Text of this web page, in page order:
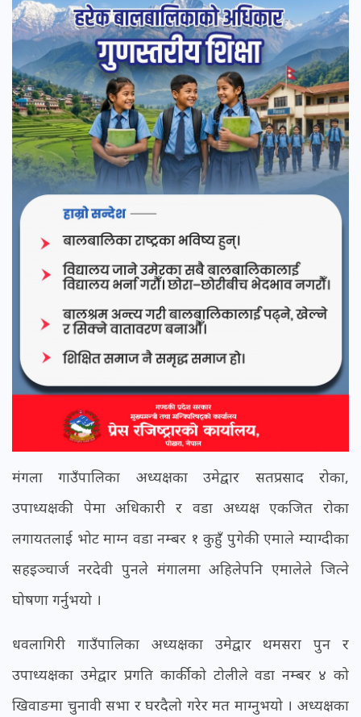
मंगला गाउँपालिका अध्यक्षका उमेद्वार सतप्रसाद रोका,
उपाध्यक्षकी पेमा अधिकारी र वडा अध्यक्ष एकजित रोका
लगायतलाई भोट माग्न वडा नम्बर १ कुहुँ पुगेकी एमाले म्याग्दीका
सहइञ्चार्ज नरदेवी पुनले मंगालमा अहिलेपनि एमालेले जित्ने
घोषणा गर्नुभयो ।
धवलागिरी गाउँपालिका अध्यक्षका उमेद्वार थमसरा पुन र
उपाध्यक्षका उमेद्वार प्रगति कार्कीको टोलीले वडा नम्बर ४ को
खिवाङमा चुनावी सभा र घरदैलो गरेर मत माग्नुभयो । अध्यक्षका